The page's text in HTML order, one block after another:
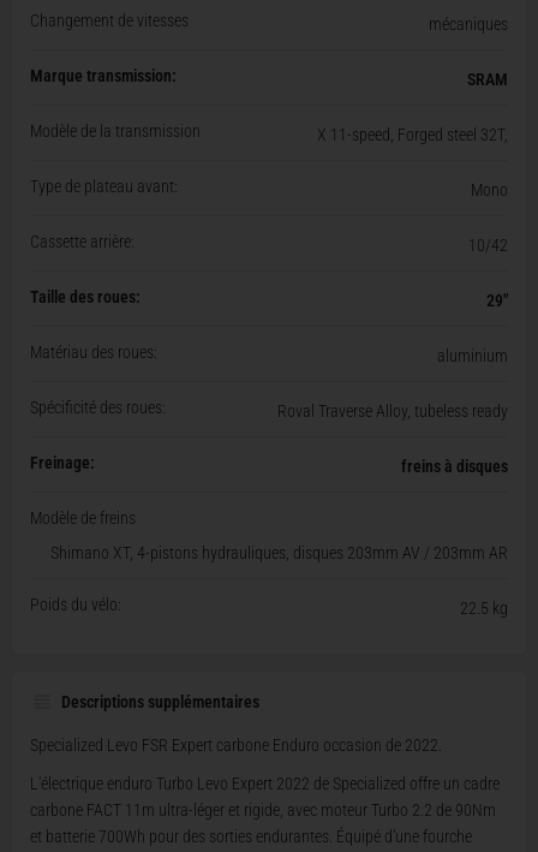
Changement de vitesses mécaniques
Marque transmission: SRAM
Modèle de la transmission X 11-speed, Forged steel 32T,
Type de plateau avant: Mono
Cassette arrière: 10/42
Taille des roues: 29"
Matériau des roues: aluminium
Spécificité des roues: Roval Traverse Alloy, tubeless ready
Freinage: freins à disques
Modèle de freins
Shimano XT, 4-pistons hydrauliques, disques 203mm AV / 203mm AR
Poids du vélo: 22.5 kg
Descriptions supplémentaires
Specialized Levo FSR Expert carbone Enduro occasion de 2022.
L'électrique enduro Turbo Levo Expert 2022 de Specialized offre un cadre
carbone FACT 11m ultra-léger et rigide, avec moteur Turbo 2.2 de 90Nm
et batterie 700Wh pour des sorties endurantes. Équipé d'une fourche